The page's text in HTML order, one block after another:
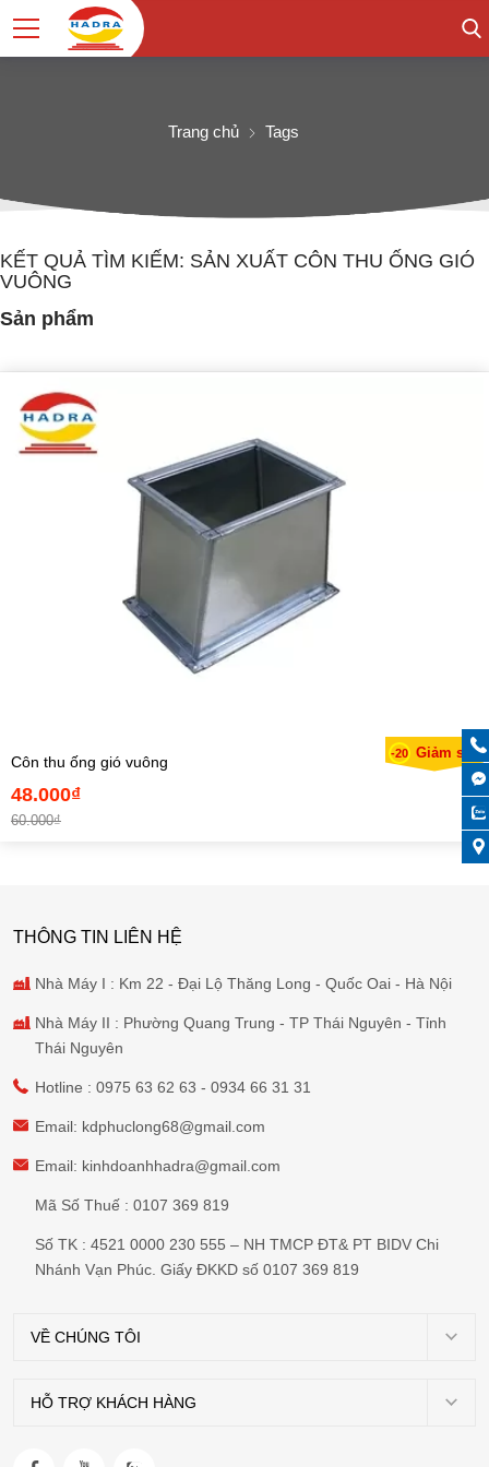
Trang chủ Tags
KẾT QUẢ TÌM KIẾM: SẢN XUẤT CÔN THU ỐNG GIÓ
VUÔNG
Sản phẩm
-20 Giảm sốc
Côn thu ống gió vuông
48.000₫
60.000₫
THÔNG TIN LIÊN HỆ
Nhà Máy I : Km 22 - Đại Lộ Thăng Long - Quốc Oai - Hà Nội
Nhà Máy II : Phường Quang Trung - TP Thái Nguyên - Tỉnh
Thái Nguyên
Hotline : 0975 63 62 63 - 0934 66 31 31
Email: kdphuclong68@gmail.com
Email: kinhdoanhhadra@gmail.com
Mã Số Thuế : 0107 369 819
Số TK : 4521 0000 230 555 – NH TMCP ĐT& PT BIDV Chi
Nhánh Vạn Phúc. Giấy ĐKKD số 0107 369 819
VỀ CHÚNG TÔI
thiệu
HỖ TRỢ KHÁCH HÀNG